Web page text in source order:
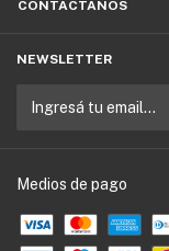
CONTACTÁNOS
NEWSLETTER
Medios de pago